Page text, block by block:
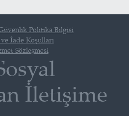
Politika Bilgisi
İade Koşulları
Sözleşmesi
İletişime